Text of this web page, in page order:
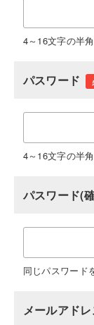
4～16文字の半
パスワード
4～16文字の半
パスワード(
同じパスワード
メールアド